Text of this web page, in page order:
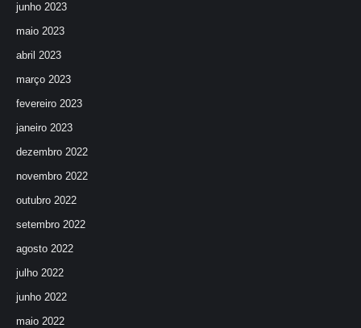
junho 2023
maio 2023
abril 2023
março 2023
fevereiro 2023
janeiro 2023
dezembro 2022
novembro 2022
outubro 2022
setembro 2022
agosto 2022
julho 2022
junho 2022
maio 2022